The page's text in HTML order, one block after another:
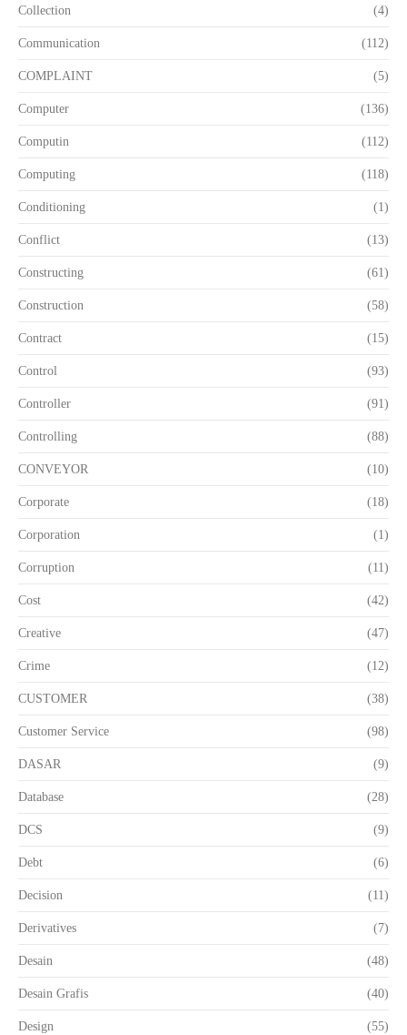
Collection (4)
Communication (112)
COMPLAINT (5)
Computer (136)
Computin (112)
Computing (118)
Conditioning (1)
Conflict (13)
Constructing (61)
Construction (58)
Contract (15)
Control (93)
Controller (91)
Controlling (88)
CONVEYOR (10)
Corporate (18)
Corporation (1)
Corruption (11)
Cost (42)
Creative (47)
Crime (12)
CUSTOMER (38)
Customer Service (98)
DASAR (9)
Database (28)
DCS (9)
Debt (6)
Decision (11)
Derivatives (7)
Desain (48)
Desain Grafis (40)
Design (55)